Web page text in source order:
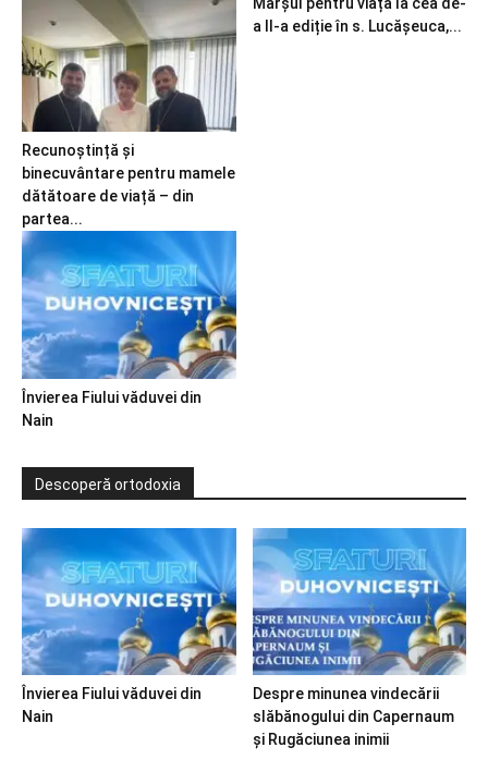
Recunoștință și
binecuvântare pentru mamele
dătătoare de viață – din
partea...
Marșul pentru viață la cea de-
a II-a ediție în s. Lucășeuca,...
Învierea Fiului văduvei din
Nain
Descoperă ortodoxia
Învierea Fiului văduvei din
Nain
Despre minunea vindecării
slăbănogului din Capernaum
și Rugăciunea inimii